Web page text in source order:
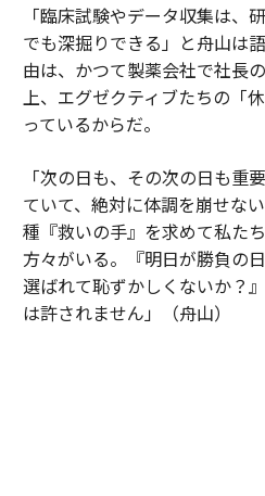
「臨床試験やデータ収集は、
でも深掘りできる」と舟山は
由は、かつて製薬会社で社長
上、エグゼクティブたちの「
っているからだ。
「次の日も、その次の日も重
ていて、絶対に体調を崩せな
種『救いの手』を求めて私た
方々がいる。『明日が勝負の
選ばれて恥ずかしくないか？
は許されません」（舟山）